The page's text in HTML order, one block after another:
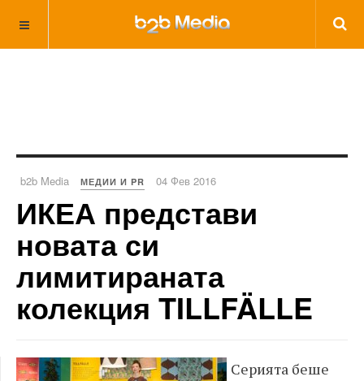
b2b Media МЕДИИ И PR 04 Фев 2016
ИКЕА представи
новата си
лимитираната
колекция TILLFÄLLE
Серията беше